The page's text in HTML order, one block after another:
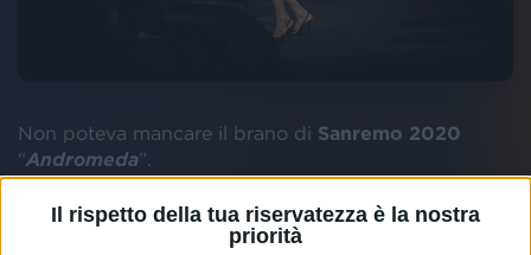
Il rispetto della tua riservatezza è la nostra
priorità
Non poteva mancare il brano di Sanremo 2020
“Andromeda”.